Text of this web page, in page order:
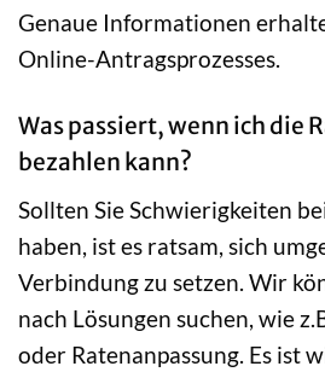
Genaue Informationen
Online-Antragsprozesses.
Was passiert, wenn ich die
bezahlen kann?
Sollten Sie Schwierigkeiten
haben, ist es ratsam, sich
Verbindung zu setzen. Wir
nach Lösungen suchen, wie
oder Ratenanpassung. Es ist